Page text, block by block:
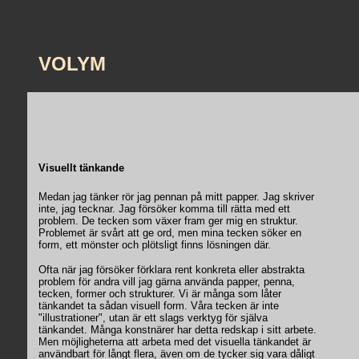
VOLYM
Visuellt tänkande
Medan jag tänker rör jag pennan på mitt papper. Jag skriver
inte, jag tecknar. Jag försöker komma till rätta med ett
problem. De tecken som växer fram ger mig en struktur.
Problemet är svårt att ge ord, men mina tecken söker en
form, ett mönster och plötsligt finns lösningen där.
Ofta när jag försöker förklara rent konkreta eller abstrakta
problem för andra vill jag gärna använda papper, penna,
tecken, former och strukturer. Vi är många som låter
tänkandet ta sådan visuell form. Våra tecken är inte
"illustrationer", utan är ett slags verktyg för själva
tänkandet. Många konstnärer har detta redskap i sitt arbete.
Men möjligheterna att arbeta med det visuella tänkandet är
användbart för långt flera, även om de tycker sig vara dåligt